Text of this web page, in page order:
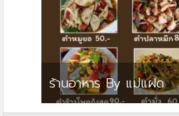
ร้านอาหาร By แม่แฝด